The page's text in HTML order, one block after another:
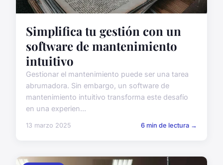
Simplifica tu gestión con un
software de mantenimiento
intuitivo
Gestionar el mantenimiento puede ser una tarea
abrumadora. Sin embargo, un software de
mantenimiento intuitivo transforma este desafío
en una experien...
13 marzo 2025 6 min de lectura →